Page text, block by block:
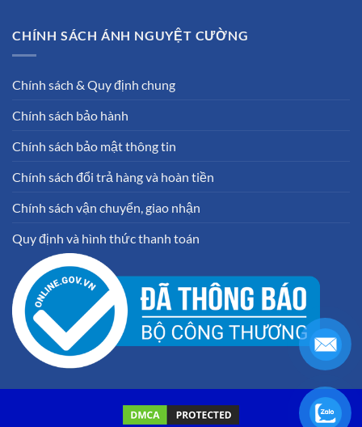
CHÍNH SÁCH ÁNH NGUYỆT CƯỜNG
Chính sách & Quy định chung
Chính sách bảo hành
Chính sách bảo mật thông tin
Chính sách đổi trả hàng và hoàn tiền
Chính sách vận chuyển, giao nhận
Quy định và hình thức thanh toán